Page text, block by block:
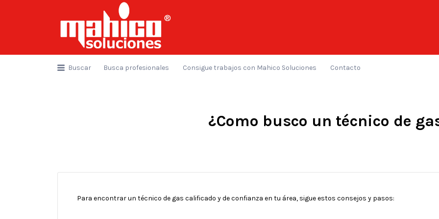
por:
Buscar Busca profesionales Consigue trabajos con Mahico Soluciones Contacto
¿Como busco un técnico de
Para encontrar un técnico de gas calificado y de confianza en tu área, sigue estos consejos y pasos: